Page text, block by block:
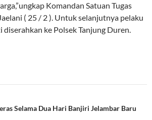
Komandan Satuan Tugas
( 25 / 2 ). Untuk selanjutnya pelaku
ke Polsek Tanjung Duren.
Selama Dua Hari Banjiri Jelambar Baru